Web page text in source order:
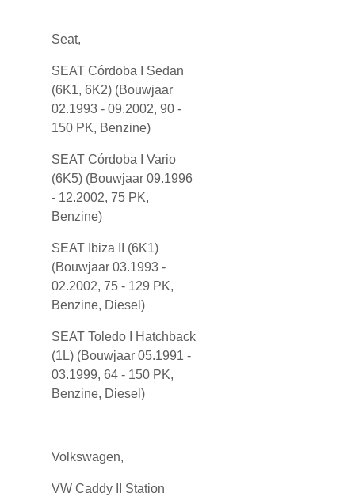
Seat,
SEAT Córdoba I Sedan
(6K1, 6K2) (Bouwjaar
02.1993 - 09.2002, 90 -
150 PK, Benzine)
SEAT Córdoba I Vario
(6K5) (Bouwjaar 09.1996
- 12.2002, 75 PK,
Benzine)
SEAT Ibiza II (6K1)
(Bouwjaar 03.1993 -
02.2002, 75 - 129 PK,
Benzine, Diesel)
SEAT Toledo I Hatchback
(1L) (Bouwjaar 05.1991 -
03.1999, 64 - 150 PK,
Benzine, Diesel)
Volkswagen,
VW Caddy II Station